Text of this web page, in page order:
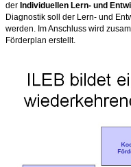
der Individuellen Lern- und
Diagnostik soll der Lern- und
werden. Im Anschluss wird
Förderplan erstellt.